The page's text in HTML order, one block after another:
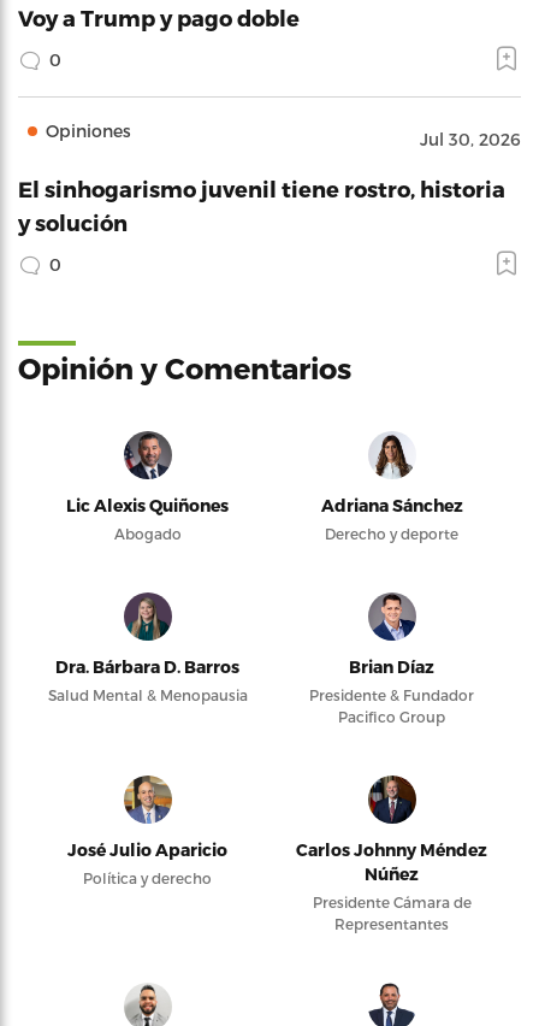
Voy a Trump y pago doble
0
Opiniones Jul 30, 2026
El sinhogarismo juvenil tiene rostro, historia
y solución
0
Opinión y Comentarios
Lic Alexis Quiñones
Abogado
Adriana Sánchez
Derecho y deporte
Dra. Bárbara D. Barros
Salud Mental & Menopausia
Brian Díaz
Presidente & Fundador
Pacifico Group
José Julio Aparicio
Política y derecho
Carlos Johnny Méndez
Núñez
Presidente Cámara de
Representantes